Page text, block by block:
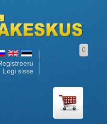
Logi sisse
0